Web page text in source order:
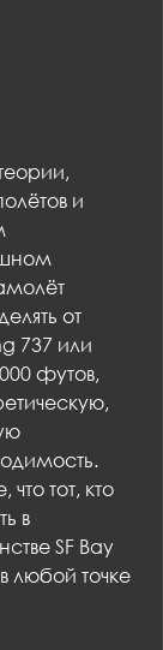
и
от
737 или
футов,
тот, кто
в
SF Bay
любой точке